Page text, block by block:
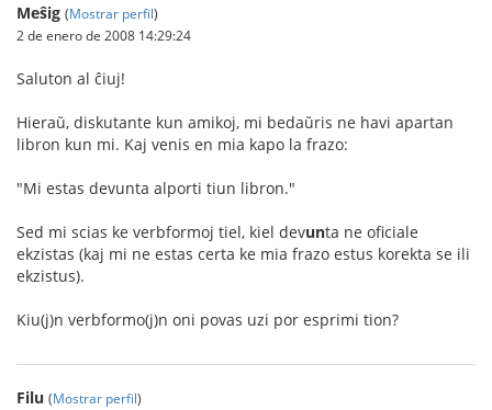
Meŝig (Mostrar perfil)
2 de enero de 2008 14:29:24
Saluton al ĉiuj!
Hieraŭ, diskutante kun amikoj, mi bedaŭris ne havi apartan
libron kun mi. Kaj venis en mia kapo la frazo:
"Mi estas devunta alporti tiun libron."
Sed mi scias ke verbformoj tiel, kiel devunta ne oficiale
ekzistas (kaj mi ne estas certa ke mia frazo estus korekta se ili
ekzistus).
Kiu(j)n verbformo(j)n oni povas uzi por esprimi tion?
Filu (Mostrar perfil)